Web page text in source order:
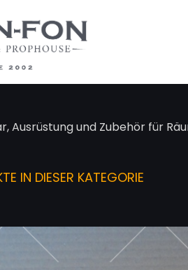
Ausrüstung und Zubehör für
IN DIESER KATEGORIE